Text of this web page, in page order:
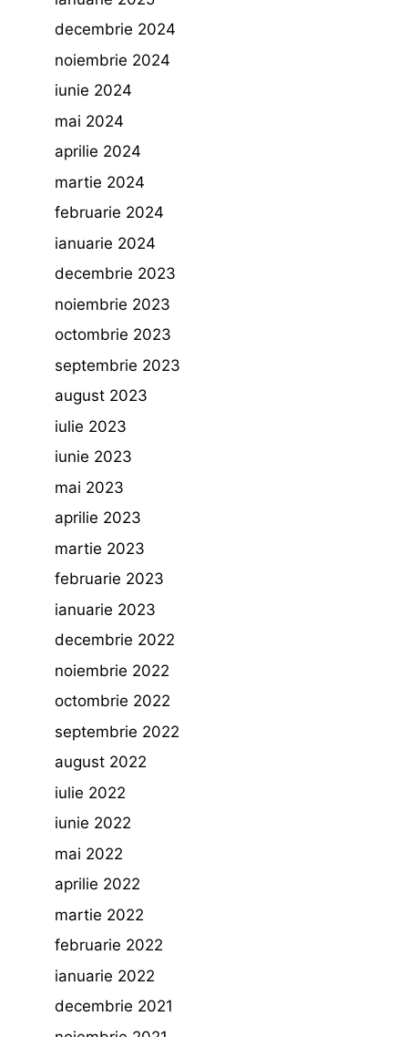
decembrie 2024
noiembrie 2024
iunie 2024
mai 2024
aprilie 2024
martie 2024
februarie 2024
ianuarie 2024
decembrie 2023
noiembrie 2023
octombrie 2023
septembrie 2023
august 2023
iulie 2023
iunie 2023
mai 2023
aprilie 2023
martie 2023
februarie 2023
ianuarie 2023
decembrie 2022
noiembrie 2022
octombrie 2022
septembrie 2022
august 2022
iulie 2022
iunie 2022
mai 2022
aprilie 2022
martie 2022
februarie 2022
ianuarie 2022
decembrie 2021